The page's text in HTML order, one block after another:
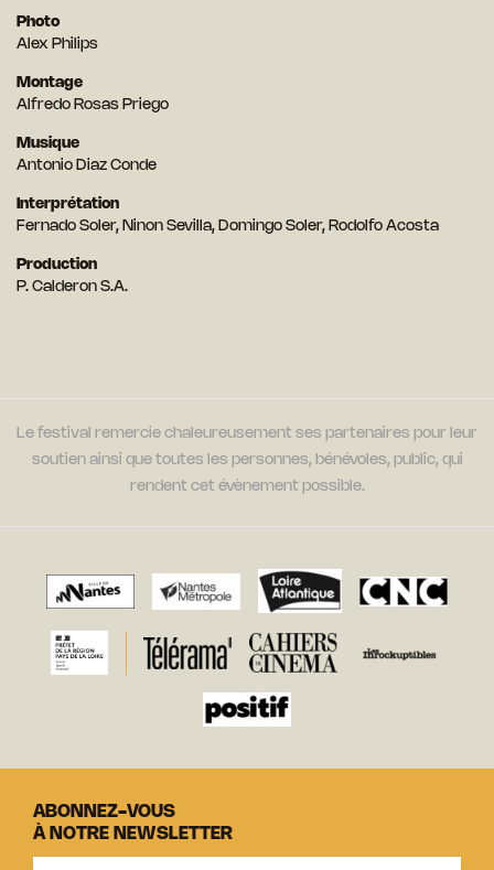
Photo
Alex Philips
Montage
Alfredo Rosas Priego
Musique
Antonio Diaz Conde
Interprétation
Fernado Soler, Ninon Sevilla, Domingo Soler, Rodolfo Acosta
Production
P. Calderon S.A.
Le festival remercie chaleureusement ses partenaires pour leur
soutien ainsi que toutes les personnes, bénévoles, public, qui
rendent cet évènement possible.
ABONNEZ-VOUS
À NOTRE NEWSLETTER